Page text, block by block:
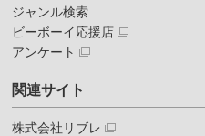
ジャンル検索
ビーボーイ応援店
アンケート
関連サイト
株式会社リブレ